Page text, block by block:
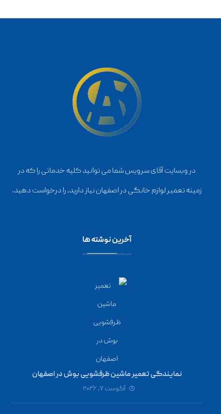
در وبسایت آقای سرویس شما می توانید کلیه خدماتی را که در
زمینه تعمیر لوازم خانگی در اصفهان نیاز دارید، را درخواست دهید.
آخرین نوشته ها
نمایندگی تعمیر ماشین ظرفشویی بوش در اصفهان
آگوست ۷, ۲۰۲۶